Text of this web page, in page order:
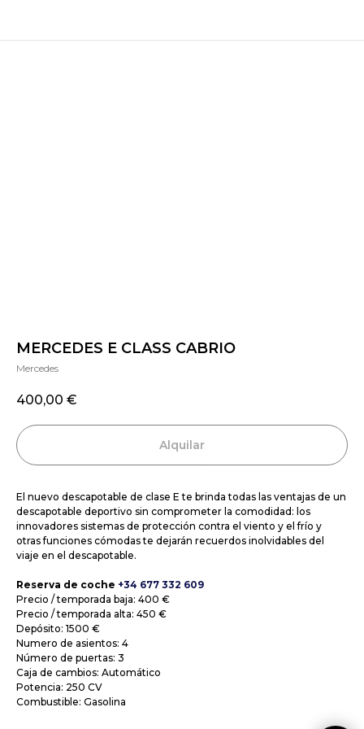
MERCEDES E CLASS CABRIO
Mercedes
400,00 €
Alquilar
El nuevo descapotable de clase E te brinda todas las ventajas de un
descapotable deportivo sin comprometer la comodidad: los
innovadores sistemas de protección contra el viento y el frío y
otras funciones cómodas te dejarán recuerdos inolvidables del
viaje en el descapotable.
Reserva de coche +34 677 332 609
Precio / temporada baja: 400 €
Precio / temporada alta: 450 €
Depósito: 1500 €
Numero de asientos: 4
Número de puertas: 3
Caja de cambios: Automático
Potencia: 250 CV
Combustible: Gasolina